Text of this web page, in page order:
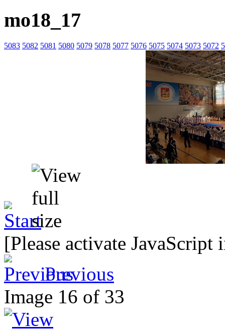
mo18_17
5083 5082 5081 5080 5079 5078 5077 5076 5075 5074 5073 5072
[Please activate
Previous
Image 16 of 33